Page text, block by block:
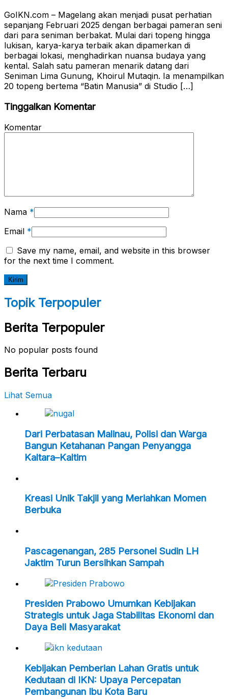
GoIKN.com – Magelang akan menjadi pusat perhatian
sepanjang Februari 2025 dengan berbagai pameran seni
dari para seniman berbakat. Mulai dari topeng hingga
lukisan, karya-karya terbaik akan dipamerkan di
berbagai lokasi, menghadirkan nuansa budaya yang
kental. Salah satu pameran menarik datang dari
Seniman Lima Gunung, Khoirul Mutaqin. Ia menampilkan
20 topeng bertema “Batin Manusia” di Studio […]
Tinggalkan Komentar
Komentar
Nama *
Email *
Save my name, email, and website in this browser
for the next time I comment.
Topik Terpopuler
Berita Terpopuler
No popular posts found
Berita Terbaru
Lihat Semua
Dari Perbatasan Malinau, Polisi dan Warga
Bangun Ketahanan Pangan Penyangga
Kaltara–Kaltim
Kreasi Unik Takjil yang Meriahkan Momen
Berbuka
Pascagenangan, 285 Personel Sudin LH
Jaktim Turun Bersihkan Sampah
Presiden Prabowo Umumkan Kebijakan
Strategis untuk Jaga Stabilitas Ekonomi dan
Daya Beli Masyarakat
Kebijakan Pemberian Lahan Gratis untuk
Kedutaan di IKN: Upaya Percepatan
Pembangunan Ibu Kota Baru